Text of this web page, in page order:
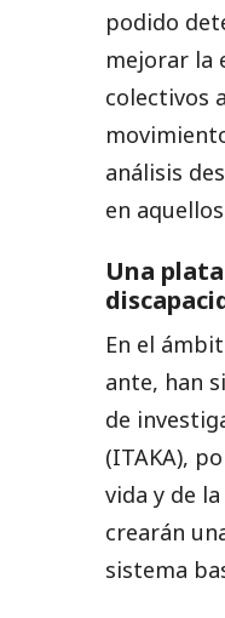
podido
mejorar la
colectivos
análisis
en
Una
En el
ante, han
de
(ITAKA),
vida y de
crearán
sistema